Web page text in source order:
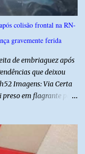
estudantes interpretar
vereador, a Secretaria
complementares
colisão frontal na RN-
gravemente ferida
de embriaguez após
que deixou
Imagens: Via Certa
em flagrante por
a Polícia Militar,
bateram de frente.